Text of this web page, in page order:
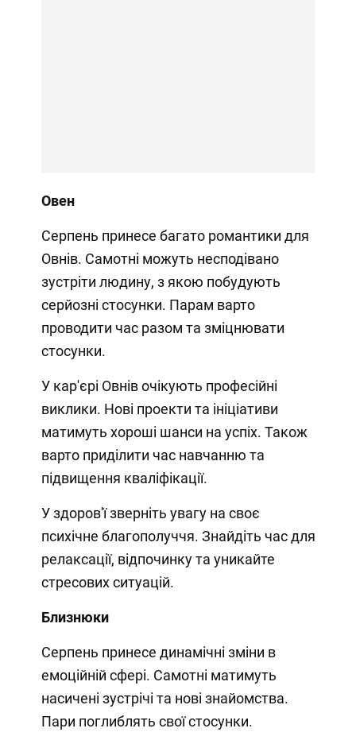
Овен
Серпень принесе багато романтики для
Овнів. Самотні можуть несподівано
зустріти людину, з якою побудують
серйозні стосунки. Парам варто
проводити час разом та зміцнювати
стосунки.
У кар'єрі Овнів очікують професійні
виклики. Нові проекти та ініціативи
матимуть хороші шанси на успіх. Також
варто приділити час навчанню та
підвищення кваліфікації.
У здоров'ї зверніть увагу на своє
психічне благополуччя. Знайдіть час для
релаксації, відпочинку та уникайте
стресових ситуацій.
Близнюки
Серпень принесе динамічні зміни в
емоційній сфері. Самотні матимуть
насичені зустрічі та нові знайомства.
Пари поглиблять свої стосунки.